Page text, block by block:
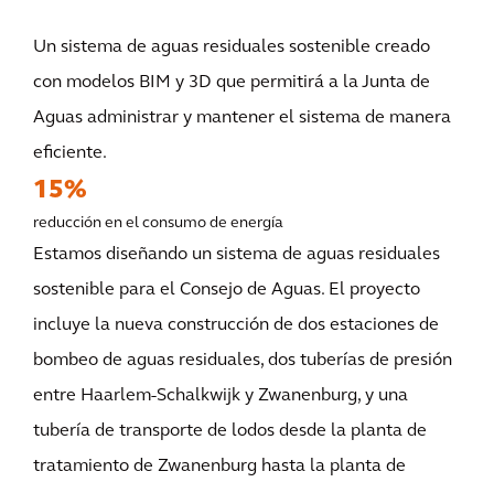
Un sistema de aguas residuales sostenible creado
con modelos BIM y 3D que permitirá a la Junta de
Aguas administrar y mantener el sistema de manera
eficiente.
15%
reducción en el consumo de energía
Estamos diseñando un sistema de aguas residuales
sostenible para el Consejo de Aguas. El proyecto
incluye la nueva construcción de dos estaciones de
bombeo de aguas residuales, dos tuberías de presión
entre Haarlem-Schalkwijk y Zwanenburg, y una
tubería de transporte de lodos desde la planta de
tratamiento de Zwanenburg hasta la planta de